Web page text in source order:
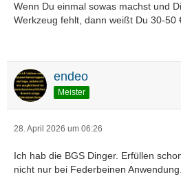
Wenn Du einmal sowas machst und
Werkzeug fehlt, dann weißt Du 30-50
endeo
Meister
28. April 2026 um 06:26
Ich hab die BGS Dinger. Erfüllen
nicht nur bei Federbeinen Anwendung.